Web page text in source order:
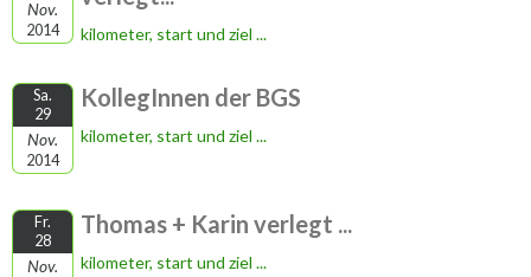
Nov.
2014 kilometer, start und ziel ...
Sa.
29
Nov.
2014
KollegInnen der BGS
kilometer, start und ziel ...
Fr.
28
Nov.
Thomas + Karin verlegt ...
kilometer, start und ziel ...